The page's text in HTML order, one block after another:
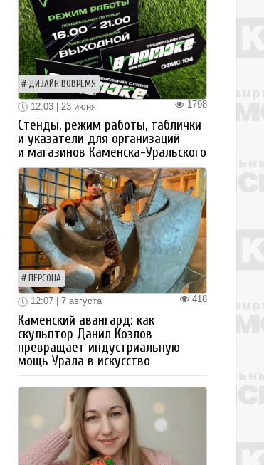
ДИЗАЙН ВОВРЕМЯ
1798
12:03 | 23 июня
Стенды, режим работы, таблички
и указатели для организаций
и магазинов Каменска-Уральского
ПЕРСОНА
418
12:07 | 7 августа
Каменский авангард: как
скульптор Данил Козлов
превращает индустриальную
мощь Урала в искусство